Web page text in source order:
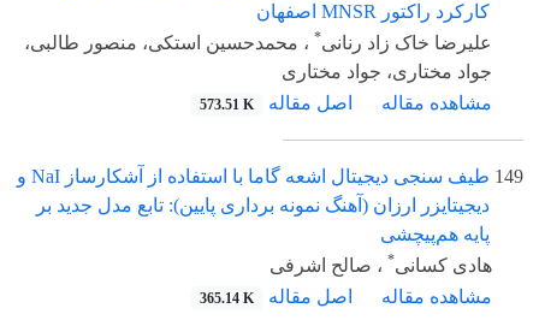
کارکرد راکتور MNSR اصفهان
علیرضا خاک زاد رنانی* ، محمدحسین استکی، منصور طالبی،
جواد مختاری، جواد مختاری
مشاهده مقاله
اصل مقاله 573.51 K
149
طیف سنجی دیجیتال اشعه گاما با استفاده از آشکارساز NaI و
دیجیتایزر ارزان (آهنگ نمونه برداری پایین): تابع مدل جدید بر
پایه هم‌پیچشی
هادی کسانی* ، صالح اشرفی
مشاهده مقاله
اصل مقاله 365.14 K